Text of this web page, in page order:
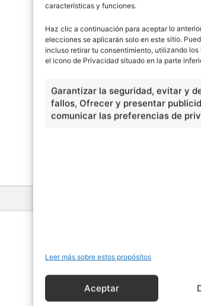
características y funciones.
Haz clic a continuación para aceptar lo
elecciones se aplicarán solo en este sitio.
incluso retirar tu consentimiento, utilizando
el icono de Privacidad situado en la parte
Garantizar la seguridad, evitar y
fallos, Ofrecer y presentar
comunicar las preferencias de
Leer más sobre estos propósitos
Aceptar